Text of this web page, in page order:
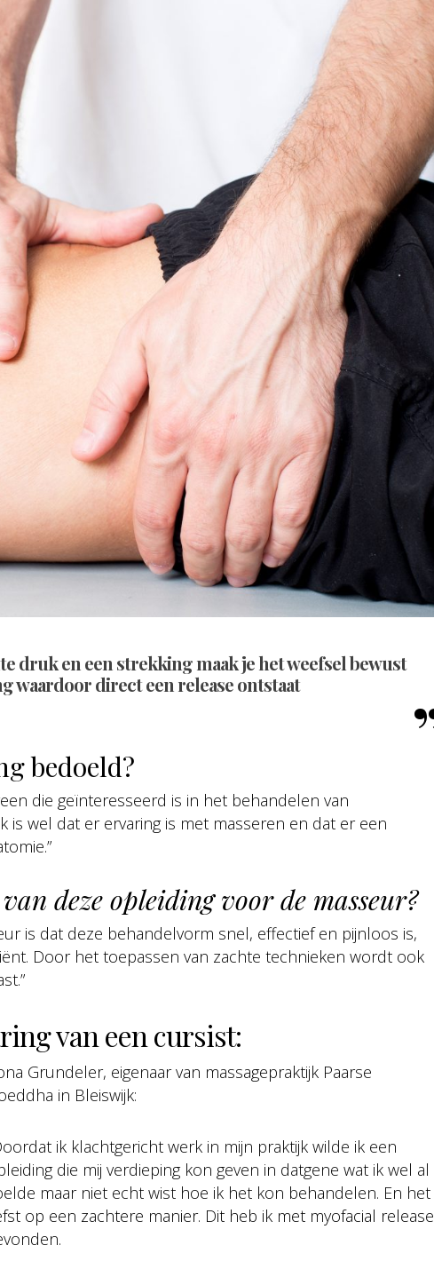
druk en een strekking maak je het weefsel bewust
waardoor direct een release ontstaat
bedoeld?
die geïnteresseerd is in het behandelen van
is wel dat er ervaring is met masseren en dat er een
deze opleiding voor de masseur?
is dat deze behandelvorm snel, effectief en pijnloos is,
Door het toepassen van zachte technieken wordt ook
van een cursist:
Grundeler, eigenaar van massagepraktijk Paarse
in Bleiswijk:
ik klachtgericht werk in mijn praktijk wilde ik een
die mij verdieping kon geven in datgene wat ik wel al
maar niet echt wist hoe ik het kon behandelen. En het
op een zachtere manier. Dit heb ik met myofacial release